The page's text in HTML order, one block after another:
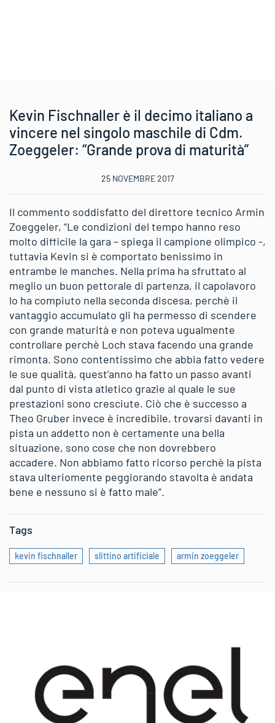
Kevin Fischnaller è il decimo italiano a
vincere nel singolo maschile di Cdm.
Zoeggeler: “Grande prova di maturità”
25 NOVEMBRE 2017
Il commento soddisfatto del direttore tecnico Armin
Zoeggeler, “Le condizioni del tempo hanno reso
molto difficile la gara – spiega il campione olimpico -,
tuttavia Kevin si è comportato benissimo in
entrambe le manches. Nella prima ha sfruttato al
meglio un buon pettorale di partenza, il capolavoro
lo ha compiuto nella seconda discesa, perchè il
vantaggio accumulato gli ha permesso di scendere
con grande maturità e non poteva ugualmente
controllare perchè Loch stava facendo una grande
rimonta. Sono contentissimo che abbia fatto vedere
le sue qualità, quest’anno ha fatto un passo avanti
dal punto di vista atletico grazie al quale le sue
prestazioni sono cresciute. Ciò che è successo a
Theo Gruber invece è incredibile, trovarsi davanti in
pista un addetto non è certamente una bella
situazione, sono cose che non dovrebbero
accadere. Non abbiamo fatto ricorso perchè la pista
stava ulteriomente peggiorando stavolta è andata
bene e nessuno si è fatto male”.
Tags
kevin fischnaller slittino artificiale armin zoeggeler